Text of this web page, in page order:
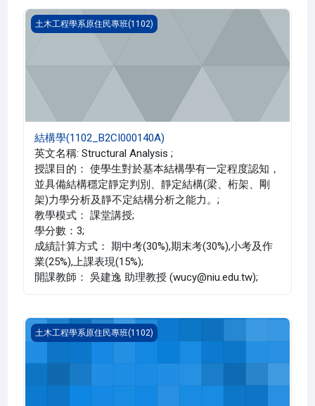
結構學(1102_B2CI000140A)
土木工程學系原住民專班(1102)
結構學(1102_B2CI000140A)
英文名稱: Structural Analysis ;
授課目的： 使學生對於基本結構學有一定程度認知，
並具備結構穩定靜定判別、靜定結構(梁、桁架、剛
架)力學分析及靜不定結構分析之能力。;
教學模式： 課堂講授;
學分數：3;
成績計算方式： 期中考(30%),期末考(30%),小考及作
業(25%),上課表現(15%);
開課教師： 吳建逸 助理教授 (wucy@niu.edu.tw);
測量學(1102_B2CI000132A)
土木工程學系原住民專班(1102)